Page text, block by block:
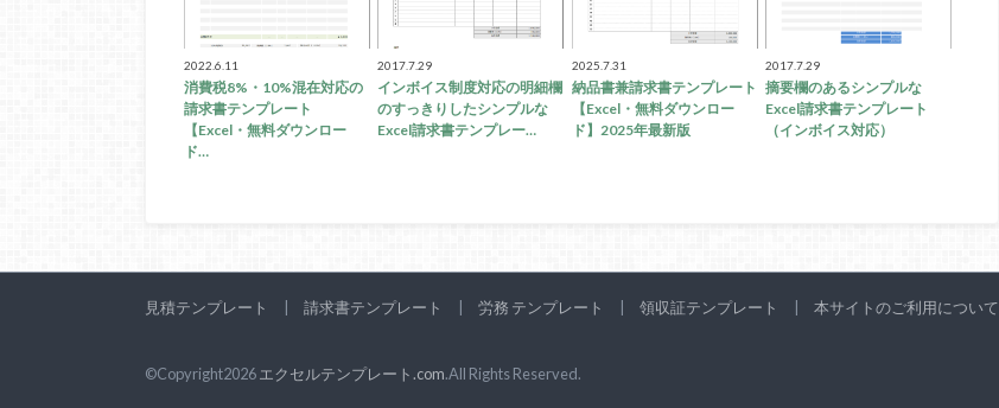
2022.6.11
消費税8%・10%混在対応の
請求書テンプレート
【Excel・無料ダウンロー
ド…
2017.7.29
インボイス制度対応の明細欄
のすっきりしたシンプルな
Excel請求書テンプレー…
2025.7.31
納品書兼請求書テンプレート
【Excel・無料ダウンロー
ド】2025年最新版
2017.7.29
摘要欄のあるシンプルな
Excel請求書テンプレート
（インボイス対応）
見積テンプレート 請求書テンプレート 労務 テンプレート 領収証テンプレート 本サイトのご利用について
©Copyright2026エクセルテンプレート.com.All Rights Reserved.